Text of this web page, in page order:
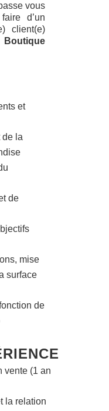
vous
d’un
client(e)
Boutique
et
de la
de
mise
surface
de
vente (1 an
la relation